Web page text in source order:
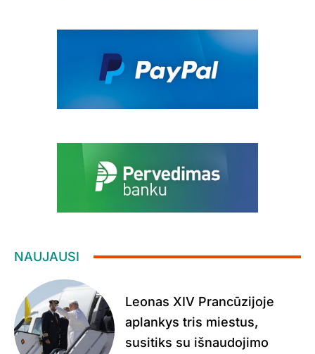
NAUJAUSI
Leonas XIV Prancūzijoje
aplankys tris miestus,
susitiks su išnaudojimo